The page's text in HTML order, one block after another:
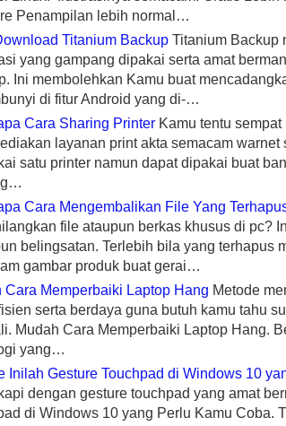
Penampilan lebih normal…
Titanium Backup Titanium Backup
yang gampang dipakai serta amat
Ini membolehkan Kamu buat
di fitur Android yang di-…
Cara Sharing Printer Kamu tentu
layanan print akta semacam warnet
satu printer namun dapat dipakai buat
Cara Mengembalikan File Yang
file ataupun berkas khusus di pc?
belingsatan. Terlebih bila yang terhapus
gambar produk buat gerai…
Cara Memperbaiki Laptop Hang Metode
serta berdaya guna butuh kamu tahu
Mudah Cara Memperbaiki Laptop Hang.
yang…
Inilah Gesture Touchpad di Windows 10
dengan gesture touchpad yang amat
di Windows 10 yang Perlu Kamu Coba.